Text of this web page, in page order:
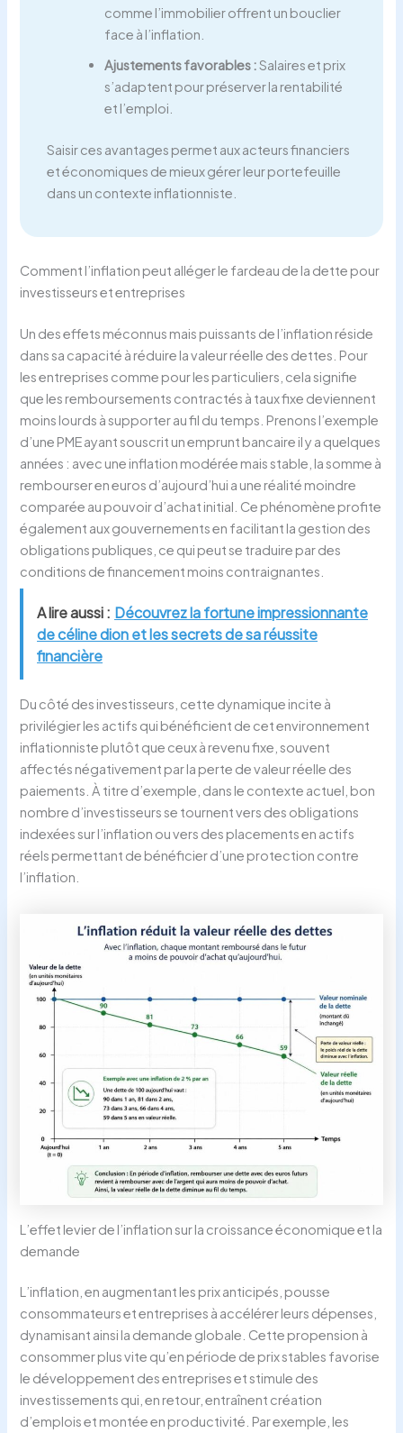
comme l’immobilier offrent un bouclier
face à l’inflation.
Ajustements favorables :Salaires et prix
s’adaptent pour préserver la rentabilité
et l’emploi.
Saisir ces avantages permet aux acteurs financiers
et économiques de mieux gérer leur portefeuille
dans un contexte inflationniste.
Comment l’inflation peut alléger le fardeau de la dette pour
investisseurs et entreprises
Un des effets méconnus mais puissants de l’inflation réside
dans sa capacité à réduire la valeur réelle des dettes. Pour
les entreprises comme pour les particuliers, cela signifie
que les remboursements contractés à taux fixe deviennent
moins lourds à supporter au fil du temps. Prenons l’exemple
d’une PME ayant souscrit un emprunt bancaire il y a quelques
années : avec une inflation modérée mais stable, la somme à
rembourser en euros d’aujourd’hui a une réalité moindre
comparée au pouvoir d’achat initial. Ce phénomène profite
également aux gouvernements en facilitant la gestion des
obligations publiques, ce qui peut se traduire par des
conditions de financement moins contraignantes.
A lire aussi : Découvrez la fortune impressionnante
de céline dion et les secrets de sa réussite
financière
Du côté des investisseurs, cette dynamique incite à
privilégier les actifs qui bénéficient de cet environnement
inflationniste plutôt que ceux à revenu fixe, souvent
affectés négativement par la perte de valeur réelle des
paiements. À titre d’exemple, dans le contexte actuel, bon
nombre d’investisseurs se tournent vers des obligations
indexées sur l’inflation ou vers des placements en actifs
réels permettant de bénéficier d’une protection contre
l’inflation.
L’effet levier de l’inflation sur la croissance économique et la
demande
L’inflation, en augmentant les prix anticipés, pousse
consommateurs et entreprises à accélérer leurs dépenses,
dynamisant ainsi la demande globale. Cette propension à
consommer plus vite qu’en période de prix stables favorise
le développement des entreprises et stimule des
investissements qui, en retour, entraînent création
d’emplois et montée en productivité. Par exemple, les